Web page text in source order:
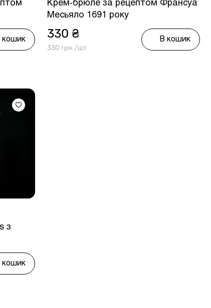
кошик
Крем-брюле за рецептом Франсуа
Месьяло 1691 року
330 ₴
330 грн /шт
В кошик
з
кошик